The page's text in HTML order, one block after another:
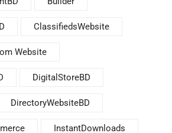
ClassifiedsWebsite
Website
DigitalStoreBD
DirectoryWebsiteBD
InstantDownloads